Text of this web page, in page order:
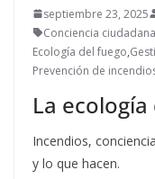
septiembre 23, 2025
Conciencia ciudadana
Ecología del fuego,
Prevención de
La
Incendios,
y lo que hacen.